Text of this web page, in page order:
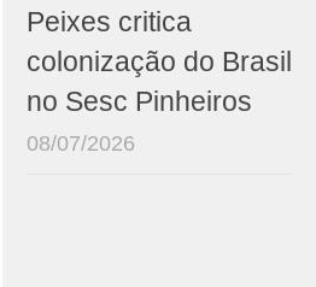
Peixes critica
colonização do Brasil
no Sesc Pinheiros
08/07/2026